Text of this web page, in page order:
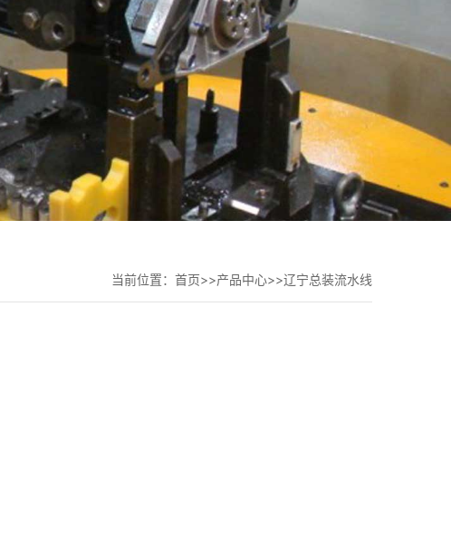
当前位置： 首页>>产品中心>>辽宁总装流水线